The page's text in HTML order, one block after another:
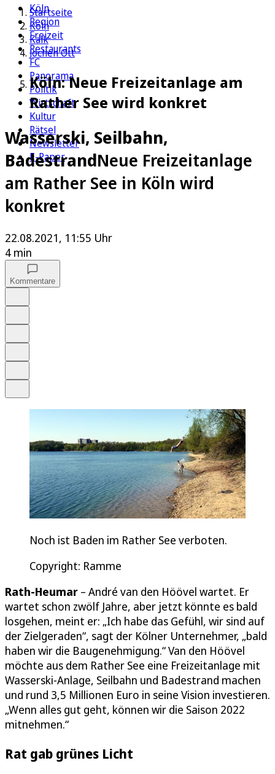
Köln
Region
Freizeit
Restaurants
FC
Panorama
Politik
Wirtschaft
Kultur
Rätsel
Newsletter
E-Paper
Startseite
Köln
Kalk
Jochen Ott
Köln: Neue Freizeitanlage am
Rather See wird konkret
Wasserski, Seilbahn,
BadestrandNeue Freizeitanlage
am Rather See in Köln wird
konkret
22.08.2021, 11:55 Uhr
4 min
Kommentare
Noch ist Baden im Rather See verboten.
Copyright: Ramme
Rath-Heumar – André van den Höövel wartet. Er
wartet schon zwölf Jahre, aber jetzt könnte es bald
losgehen, meint er: „Ich habe das Gefühl, wir sind auf
der Zielgeraden“, sagt der Kölner Unternehmer, „bald
haben wir die Baugenehmigung.“ Van den Höövel
möchte aus dem Rather See eine Freizeitanlage mit
Wasserski-Anlage, Seilbahn und Badestrand machen
und rund 3,5 Millionen Euro in seine Vision investieren.
„Wenn alles gut geht, können wir die Saison 2022
mitnehmen.“
Rat gab grünes Licht